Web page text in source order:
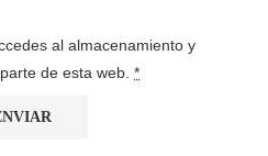
al almacenamiento y
de esta web. *